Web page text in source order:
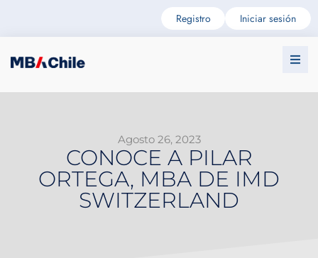
Registro Iniciar sesión
Agosto 26, 2023
CONOCE A PILAR
ORTEGA, MBA DE IMD
SWITZERLAND